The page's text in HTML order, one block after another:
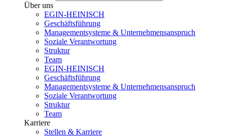
Über uns
EGIN-HEINISCH
Geschäftsführung
Managementsysteme & Unternehmensanspruch
Soziale Verantwortung
Struktur
Team
EGIN-HEINISCH
Geschäftsführung
Managementsysteme & Unternehmensanspruch
Soziale Verantwortung
Struktur
Team
Karriere
Stellen & Karriere